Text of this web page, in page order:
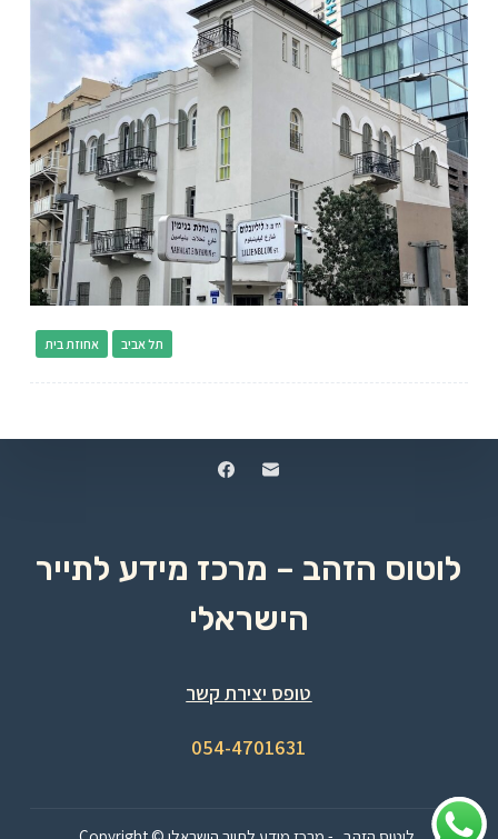
אחוזת בית תל אביב
לוטוס הזהב – מרכז מידע לתייר
הישראלי
טופס יצירת קשר
054-4701631